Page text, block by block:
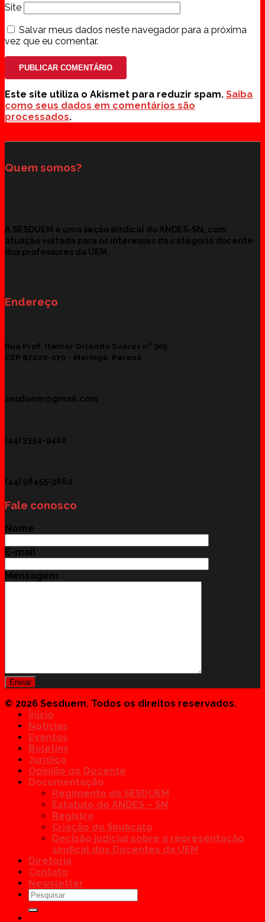
Site
Salvar meus dados neste navegador para a próxima
vez que eu comentar.
Este site utiliza o Akismet para reduzir spam. Saiba
como seus dados em comentários são
processados.
Quem somos?
A SESDUEM é uma seção sindical do ANDES-SN, com
atuação voltada para os interesses da categoria docente
dos professores da UEM.
Endereço
Rua Prof. Itamar Orlando Soares nº 305
CEP 87020-270 - Maringá, Paraná
sesduem@gmail.com
(44) 3354-9420
(44) 98455-3862
Fale conosco
Nome
E-mail
Mensagem
© 2026 Sesduem. Todos os direitos reservados.
Ínicio
Notícias
Eventos
Boletins
Jurídico
Opinião do Docente
Documentação
Regimento da SESDUEM
Estatuto do ANDES – SN
Registro
Criação do Sindicato
Decisão judicial sobre a representação
sindical dos Docentes da UEM
Diretoria
Contato
Newsletter